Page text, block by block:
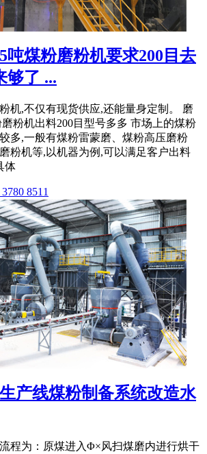
吨煤粉磨粉机要求200目去
够了 ...
机,不仅有现货供应,还能量身定制。 磨
粉机出料200目型号多多 市场上的煤粉
多,一般有煤粉雷蒙磨、煤粉高压磨粉
粉机等,以机器为例,可以满足客户出料
体
8511
产线煤粉制备系统改造水
程为：原煤进入Φ×风扫煤磨内进行烘干